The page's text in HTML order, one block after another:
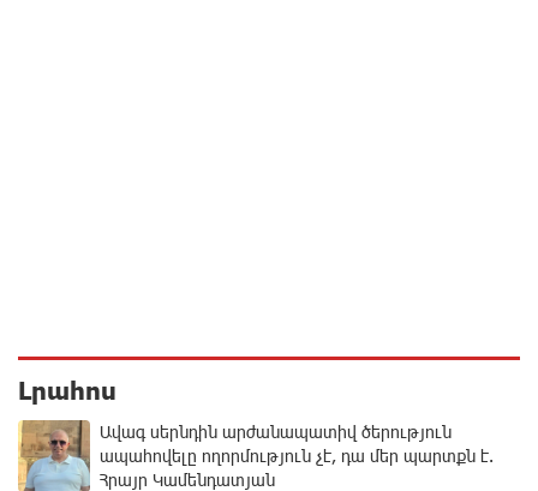
Լրահոս
Ավագ սերնդին արժանապատիվ ծերություն
ապահովելը ողորմություն չէ, դա մեր պարտքն է.
Հրայր Կամենդատյան